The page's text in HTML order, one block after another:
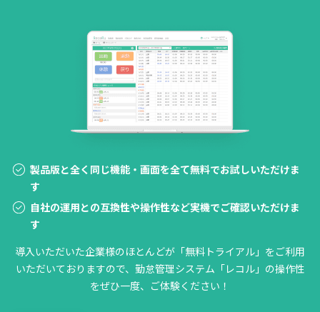
製品版と全く同じ機能・画面を全て無料でお試しいただけま
す
自社の運用との互換性や操作性など実機でご確認いただけま
す
導入いただいた企業様のほとんどが「無料トライアル」をご利用
いただいておりますので、勤怠管理システム「レコル」の操作性
をぜひ一度、ご体験ください！